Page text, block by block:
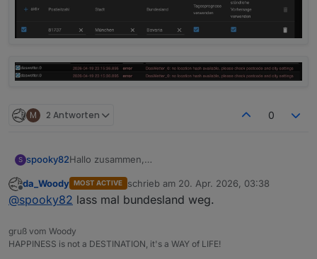
M 2 Antworten 0
S spooky82Hallo zusammen,
zurecht, denn meine Location wird nicht gefunden.
Was mache ich falsch?
Offline
da_Woody MOST ACTIVE schrieb am 20. Apr. 2026, 03:38
zuletzt editiert von
@spooky82 lass mal bundesland weg.
gruß vom Woody
HAPPINESS is not a DESTINATION, it's a WAY of LIFE!